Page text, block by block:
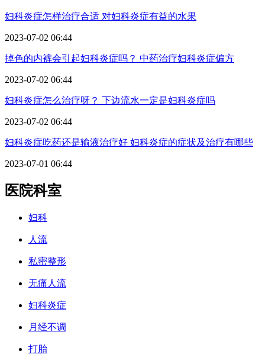
妇科炎症怎样治疗合适 对妇科炎症有益的水果
2023-07-02 06:44
掉色的内裤会引起妇科炎症吗？ 中药治疗妇科炎症偏方
2023-07-02 06:44
妇科炎症怎么治疗呀？ 下边流水一定是妇科炎症吗
2023-07-02 06:44
妇科炎症吃药还是输液治疗好 妇科炎症的症状及治疗有哪些
2023-07-01 06:44
医院科室
妇科
人流
私密整形
无痛人流
妇科炎症
月经不调
打胎